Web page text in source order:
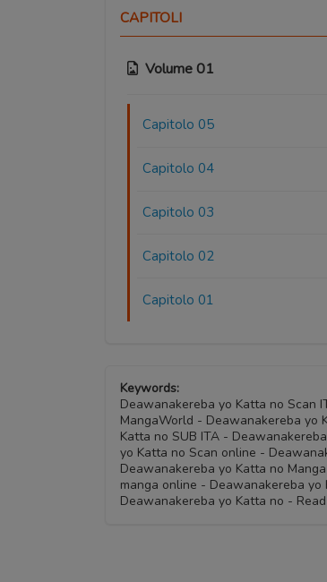
CAPITOLI
Volume 01
Capitolo 05
Capitolo 04
Capitolo 03
Capitolo 02
Capitolo 01
Keywords:
Deawanakereba yo Katta no Scan
MangaWorld - Deawanakereba yo
Katta no SUB ITA -
yo Katta no Scan online -
Deawanakereba yo Katta no
manga online - Deawanakereba
Deawanakereba yo Katta no -